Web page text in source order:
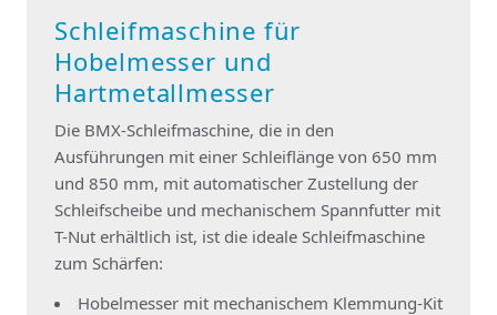
Schleifmaschine für
Hobelmesser und
Hartmetallmesser
Die BMX-Schleifmaschine, die in den
Ausführungen mit einer Schleiflänge von 650 mm
und 850 mm, mit automatischer Zustellung der
Schleifscheibe und mechanischem Spannfutter mit
T-Nut erhältlich ist, ist die ideale Schleifmaschine
zum Schärfen:
Hobelmesser mit mechanischem Klemmung-Kit